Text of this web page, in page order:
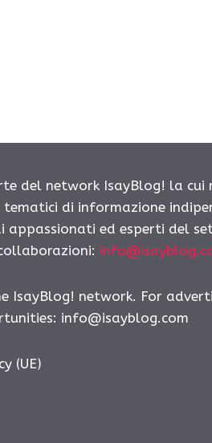
del network IsayBlog! la cui
di informazione
ed esperti del
IsayBlog! network. For
info@isayblog.com
(UE)